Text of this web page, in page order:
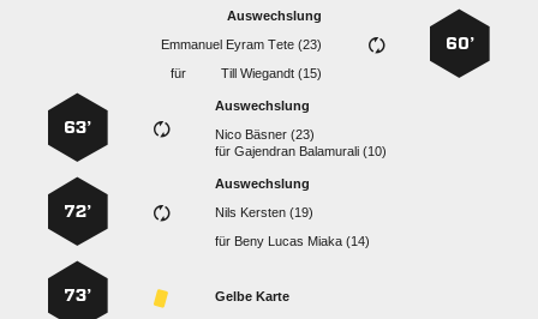
60’
Auswechslung
   
für
  
Auswechslung
  
für  
63’
Auswechslung
  
für    
72’
Gelbe Karte
73’